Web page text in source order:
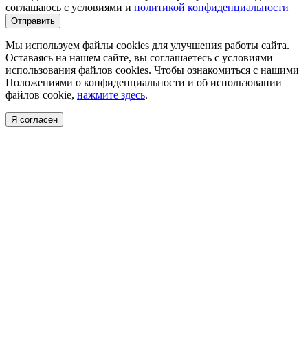
соглашаюсь с условиями и политикой конфиденциальности
Отправить
Мы используем файлы cookies для улучшения работы сайта.
Оставаясь на нашем сайте, вы соглашаетесь с условиями
использования файлов cookies. Чтобы ознакомиться с нашими
Положениями о конфиденциальности и об использовании
файлов cookie, нажмите здесь.
Я согласен